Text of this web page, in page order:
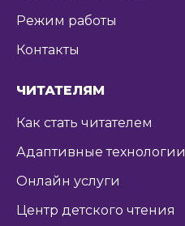
Режим работы
Контакты
ЧИТАТЕЛЯМ
Как стать читателем
Адаптивные технологии
Онлайн услуги
Центр детского чтения